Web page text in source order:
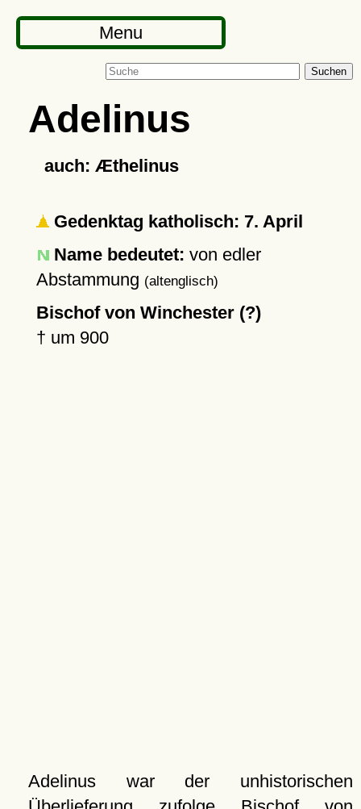
Menu
Suchen
Adelinus
auch: Æthelinus
Gedenktag katholisch: 7. April
Name bedeutet: von edler
Abstammung (altenglisch)
Bischof von Winchester (?)
† um 900
Adelinus war der unhistorischen